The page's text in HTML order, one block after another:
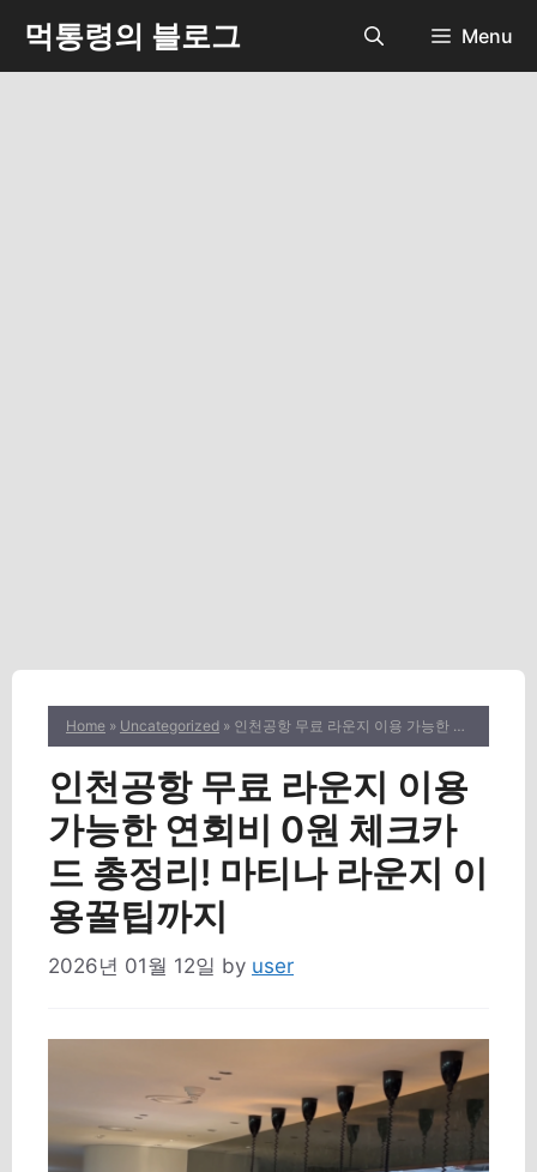
content
먹통령의 블로그 Menu
Home » Uncategorized » 인천공항 무료 라운지 이용 가능한 연회비 0원 체크카드 총정리! 마티나 라운지 이용꿀팁까지
인천공항 무료 라운지 이용
가능한 연회비 0원 체크카
드 총정리! 마티나 라운지 이
용꿀팁까지
2026년 01월 12일 by user